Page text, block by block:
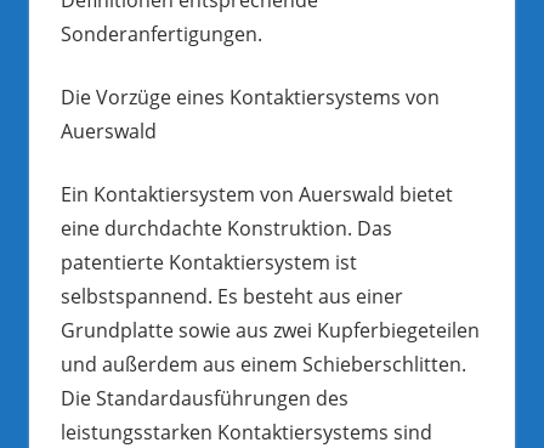
Sonderanfertigungen.
Die Vorzüge eines Kontaktiersystems von
Auerswald
Ein Kontaktiersystem von Auerswald bietet
eine durchdachte Konstruktion. Das
patentierte Kontaktiersystem ist
selbstspannend. Es besteht aus einer
Grundplatte sowie aus zwei Kupferbiegeteilen
und außerdem aus einem Schieberschlitten.
Die Standardausführungen des
leistungsstarken Kontaktiersystems sind